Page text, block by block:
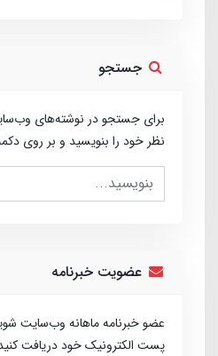
جستجو
برای جستجو در نوشته‌های
نظر خود را بنویسید و بر روی
عضویت خبرنامه
عضو خبرنامه ماهانه وب‌سایت
پست الکترونیک خود دریافت